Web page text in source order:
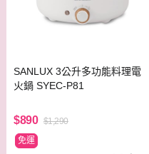
SANLUX 3公升多功能料理電
火鍋 SYEC-P81
$890 $1,290
免運